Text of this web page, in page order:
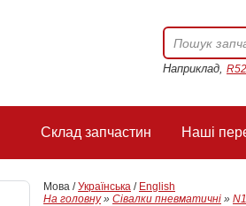
Наприклад,
Склад запчастин Наші
Мова /Українська / English
На головну» Сівалки пневматичні »